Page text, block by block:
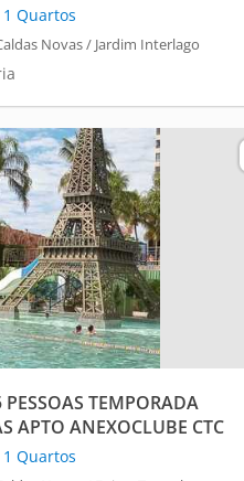
1 Quartos
Novas / Jardim Interlago
TEMPORADA
APTO ANEXOCLUBE CTC
1 Quartos